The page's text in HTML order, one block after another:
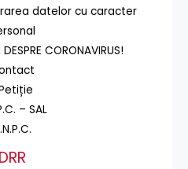
datelor cu caracter
CORONAVIRUS!
– SAL
DRR